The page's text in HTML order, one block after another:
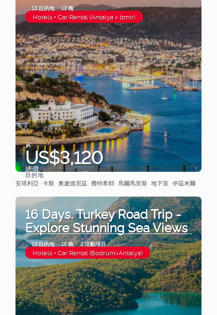
13 目的地 13 晚
Hotels + Car Rental (Antalya > Izmir)
从
US$3,120
總價
查看
目的地
安塔利亞 · 卡斯 · 奧盧德尼茲 · 費特希耶 · 馬爾馬里斯 · 地下室 · 伊茲米爾
16 Days. Turkey Road Trip -
Explore Stunning Sea Views
13 目的地 15 晚 2 活動項目
Hotels + Car Rental (Bodrum>Antalya)